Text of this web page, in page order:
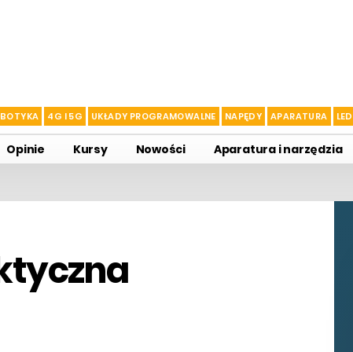
4G I 5G UKŁADY PROGRAMOWALNE NAPĘDY APARATURA LED
Opinie Kursy Nowości Aparatura i narzędzia